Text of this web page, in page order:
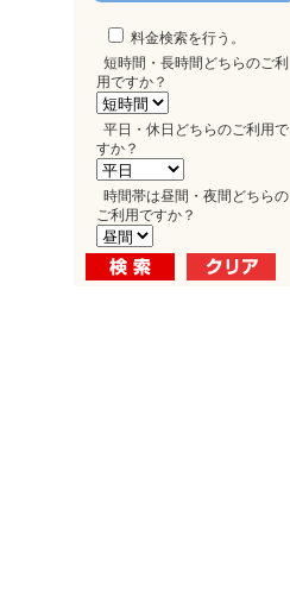
料金検索を行う。
短時間・長時間どちらのご利
用ですか？
平日・休日どちらのご利用で
すか？
時間帯は昼間・夜間どちらの
ご利用ですか？